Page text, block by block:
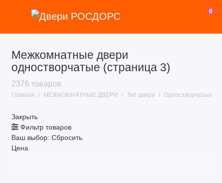
0
Межкомнатные двери
одностворчатые (страница 3)
2376 товаров
Главная МЕЖКОМНАТНЫЕ ДВЕРИ Тип двери Одностворчатые
Закрыть
Фильтр товаров
Ваш выбор: Сбросить
Цена
Покрытие
Назначение
Стиль
Цвет
Размер